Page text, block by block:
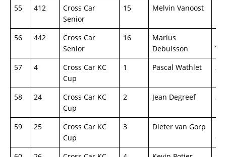
55
412
Cross Car
Senior
15 Melvin Vanoost
56 442
Cross Car
Senior
16
Marius
Debuisson
57
4
Cross Car KC
Cup
1 Pascal Wathlet
58
24
Cross Car KC
Cup
2 Jean Degreef
59 25
Cross Car KC
Cup
3 Dieter van Gorp